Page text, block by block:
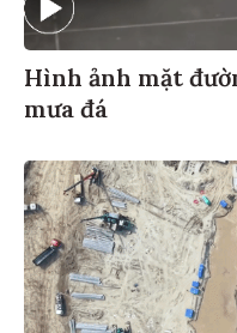
Hình ảnh mặt
mưa đá